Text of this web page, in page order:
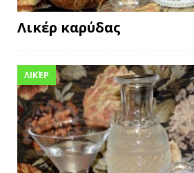
Λικέρ καρύδας
ΛΙΚΈΡ